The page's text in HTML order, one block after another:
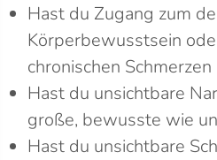
Hast du Zugang zum
Körperbewusstsein
chronischen
Hast du unsichtbare
große, bewusste wie
Hast du unsichtbare